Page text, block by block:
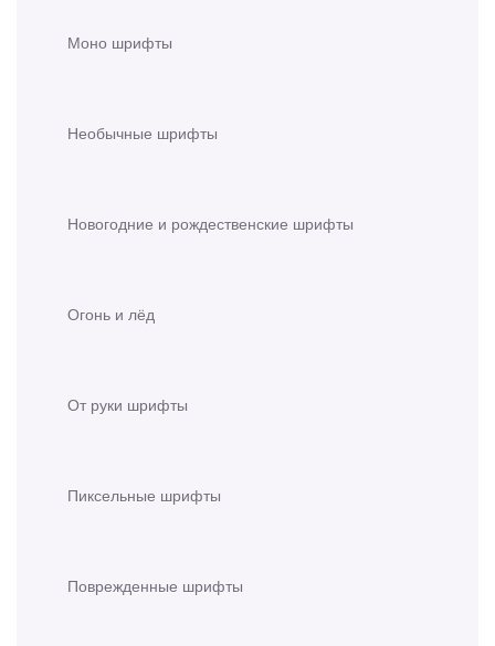
Моно шрифты
Необычные шрифты
Новогодние и рождественские шрифты
Огонь и лёд
От руки шрифты
Пиксельные шрифты
Поврежденные шрифты